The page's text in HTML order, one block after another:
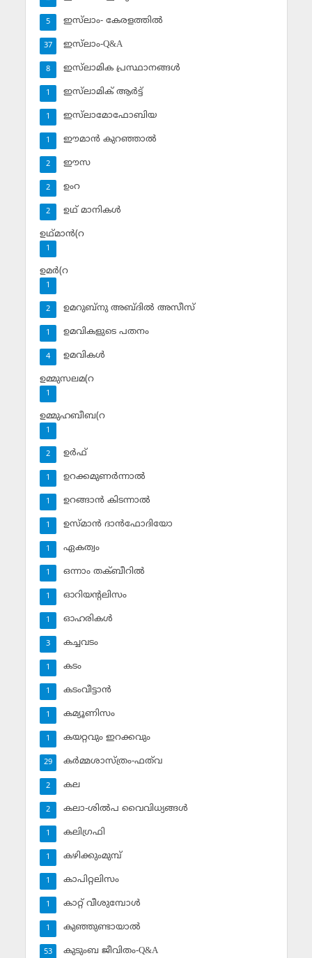
ഇസ്‌ലാം- കേരളത്തില്‍
5
ഇസ്‌ലാം-Q&A
37
ഇസ്‌ലാമിക പ്രസ്ഥാനങ്ങള്‍
8
ഇസ്‌ലാമിക് ആര്‍ട്ട്
1
ഇസ്‌ലാമോഫോബിയ
1
ഈമാന്‍ കുറഞ്ഞാല്‍
1
ഈസ
2
ഉംറ
2
ഉഥ് മാനികള്‍
2
ഉഥ്മാന്‍(റ
1
ഉമര്‍(റ
1
ഉമറുബ്‌നു അബ്ദില്‍ അസീസ്‌
2
ഉമവികളുടെ പതനം
1
ഉമവികള്‍
4
ഉമ്മുസലമ(റ
1
ഉമ്മുഹബീബ(റ
1
ഉര്‍ഫ്
2
ഉറക്കമുണര്‍ന്നാല്‍
1
ഉറങ്ങാന്‍ കിടന്നാല്‍
1
ഉസ്മാന്‍ ദാന്‍ഫോദിയോ
1
ഏകത്വം
1
ഒന്നാം തക്ബീറില്‍
1
ഓറിയന്റലിസം
1
ഓഹരികള്‍
1
കച്ചവടം
3
കടം
1
കടംവീട്ടാന്‍
1
കമ്യൂണിസം
1
കയറ്റവും ഇറക്കവും
1
കര്‍മ്മശാസ്ത്രം-ഫത്‌വ
29
കല
2
കലാ-ശില്‍പ വൈവിധ്യങ്ങള്‍
2
കലിഗ്രഫി
1
കഴിക്കുംമുമ്പ്
1
കാപിറ്റലിസം
1
കാറ്റ് വീശുമ്പോള്‍
1
കുഞ്ഞുണ്ടായാല്‍
1
കുടുംബ ജീവിതം-Q&A
53